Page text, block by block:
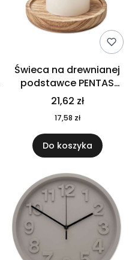
Świeca na drewnianej
podstawce PENTAS
MO6282-40
21,62 zł
17,58 zł
Do koszyka